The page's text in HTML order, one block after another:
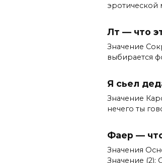
эротической
Лт — что
Значение
выбирается
Я сьел
Значение
нечего ты
Фаер —
Значения
Значение (2):